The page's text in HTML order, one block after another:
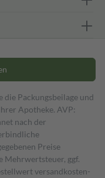
die Packungsbeilage und
Apotheke. AVP:
nach der
Preise
Mehrwertsteuer, ggf.
versand­kosten­